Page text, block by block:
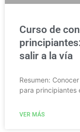
Curso de
salir a la vía
Resumen:
para principiantes
VER MÁS